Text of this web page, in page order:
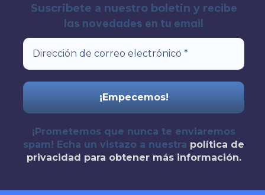
Suscribete a nuestro boletin y recibe
las novedades en tu email
¡Prometemos que nunca te enviaremos
spam! Echa un vistazo a nuestra política de
privacidad para obtener más información.